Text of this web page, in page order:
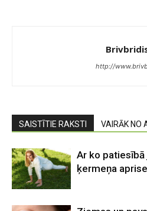
http://
SAISTĪTIE RAKSTI VAIRĀK NO
Ar ko
ķermeņa